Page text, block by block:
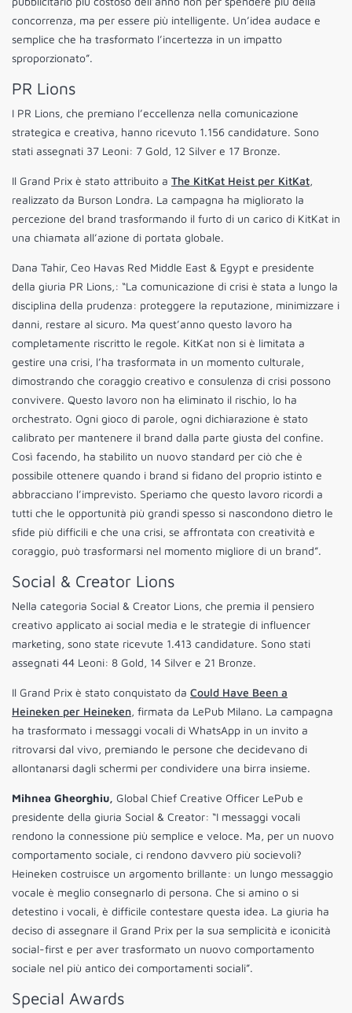
concorrenza, ma per essere più intelligente. Un’idea audace e
semplice che ha trasformato l’incertezza in un impatto
sproporzionato”.
PR Lions
I PR Lions, che premiano l’eccellenza nella comunicazione
strategica e creativa, hanno ricevuto 1.156 candidature. Sono
stati assegnati 37 Leoni: 7 Gold, 12 Silver e 17 Bronze.
Il Grand Prix è stato attribuito a The KitKat Heist per KitKat,
realizzato da Burson Londra. La campagna ha migliorato la
percezione del brand trasformando il furto di un carico di KitKat in
una chiamata all’azione di portata globale.
Dana Tahir, Ceo Havas Red Middle East & Egypt e presidente
della giuria PR Lions,: “La comunicazione di crisi è stata a lungo la
disciplina della prudenza: proteggere la reputazione, minimizzare i
danni, restare al sicuro. Ma quest’anno questo lavoro ha
completamente riscritto le regole. KitKat non si è limitata a
gestire una crisi, l’ha trasformata in un momento culturale,
dimostrando che coraggio creativo e consulenza di crisi possono
convivere. Questo lavoro non ha eliminato il rischio, lo ha
orchestrato. Ogni gioco di parole, ogni dichiarazione è stato
calibrato per mantenere il brand dalla parte giusta del confine.
Così facendo, ha stabilito un nuovo standard per ciò che è
possibile ottenere quando i brand si fidano del proprio istinto e
abbracciano l’imprevisto. Speriamo che questo lavoro ricordi a
tutti che le opportunità più grandi spesso si nascondono dietro le
sfide più difficili e che una crisi, se affrontata con creatività e
coraggio, può trasformarsi nel momento migliore di un brand”.
Social & Creator Lions
Nella categoria Social & Creator Lions, che premia il pensiero
creativo applicato ai social media e le strategie di influencer
marketing, sono state ricevute 1.413 candidature. Sono stati
assegnati 44 Leoni: 8 Gold, 14 Silver e 21 Bronze.
Il Grand Prix è stato conquistato da Could Have Been a
Heineken per Heineken, firmata da LePub Milano. La campagna
ha trasformato i messaggi vocali di WhatsApp in un invito a
ritrovarsi dal vivo, premiando le persone che decidevano di
allontanarsi dagli schermi per condividere una birra insieme.
Mihnea Gheorghiu, Global Chief Creative Officer LePub e
presidente della giuria Social & Creator: “I messaggi vocali
rendono la connessione più semplice e veloce. Ma, per un nuovo
comportamento sociale, ci rendono davvero più socievoli?
Heineken costruisce un argomento brillante: un lungo messaggio
vocale è meglio consegnarlo di persona. Che si amino o si
detestino i vocali, è difficile contestare questa idea. La giuria ha
deciso di assegnare il Grand Prix per la sua semplicità e iconicità
social-first e per aver trasformato un nuovo comportamento
sociale nel più antico dei comportamenti sociali”.
Special Awards